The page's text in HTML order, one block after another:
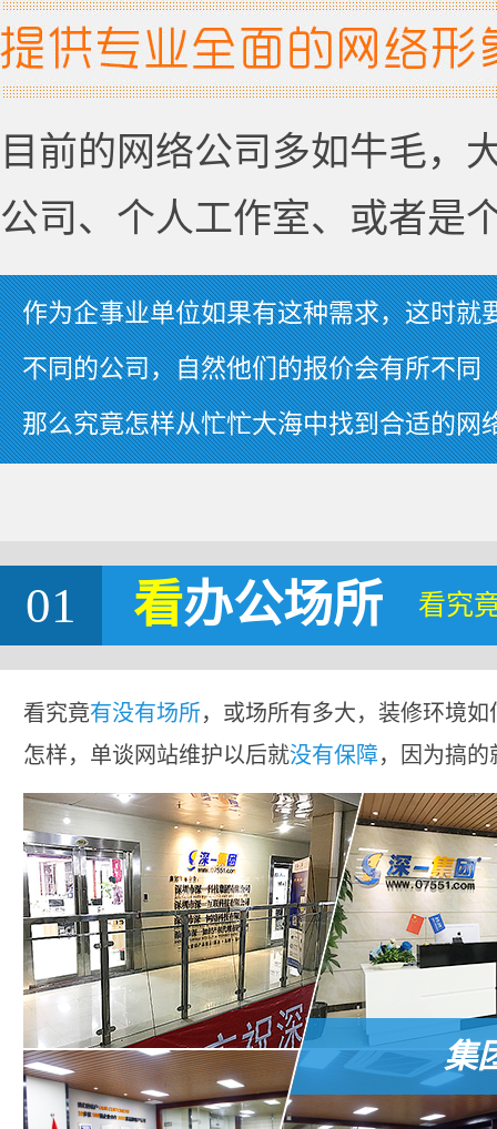
目前的网络公司多如牛毛，
公司、个人工作室、或者是
作为企事业单位如果有这种需求，这时就
不同的公司，自然他们的报价会有所不同
那么究竟怎样从忙忙大海中找到合适的网
01 看办公场所 看究
看究竟有没有场所，或场所有多大，装修环境
怎样，单谈网站维护以后就没有保障，因为搞
集